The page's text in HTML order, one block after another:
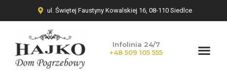
ul. Świętej Faustyny Kowalskiej 16, 08-110 Siedlce
Infolinia 24/7
+48 509 105 555